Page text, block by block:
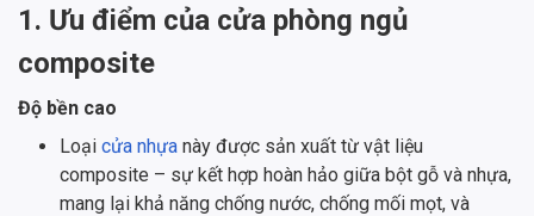
1. Ưu điểm của cửa phòng ngủ
composite
Độ bền cao
Loại cửa nhựa này được sản xuất từ vật liệu
composite – sự kết hợp hoàn hảo giữa bột gỗ và nhựa,
mang lại khả năng chống nước, chống mối mọt, và